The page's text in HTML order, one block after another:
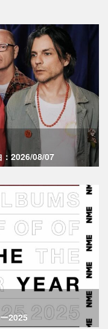
2026/08/07
2025